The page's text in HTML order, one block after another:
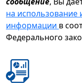
на использование
информации в
Федерального